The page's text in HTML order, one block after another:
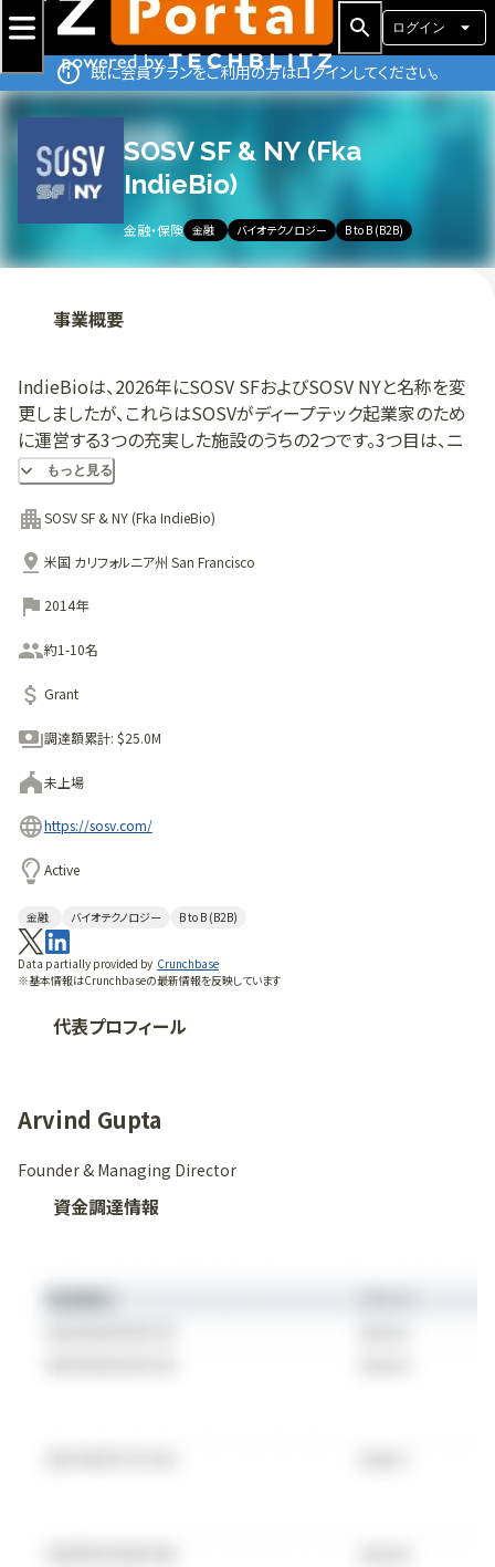
ログイン
既に会員プランをご利用の方はログインしてください。
SOSV SF & NY (Fka
IndieBio)
金融・保険 金融 バイオテクノロジー B to B (B2B)
事業概要
IndieBioは、2026年にSOSV SFおよびSOSV NYと名称を変
更しましたが、これらはSOSVがディープテック起業家のため
に運営する3つの充実した施設のうちの2つです。3つ目は、ニ
ュージャージー州ニューアークにあるSOSVのHAXです。SOSV
は、世界中で最も活発に活動しているディープテック専門のベ
ンチャーキャピタル企業です。
もっと見る
SOSV SF & NY (Fka IndieBio)
米国 カリフォルニア州 San Francisco
2014年
約1-10名
Grant
調達額累計: $25.0M
未上場
https://sosv.com/
Active
金融 バイオテクノロジー B to B (B2B)
Data partially provided by Crunchbase
※基本情報はCrunchbaseの最新情報を反映しています
代表プロフィール
Arvind Gupta
Founder & Managing Director
資金調達情報